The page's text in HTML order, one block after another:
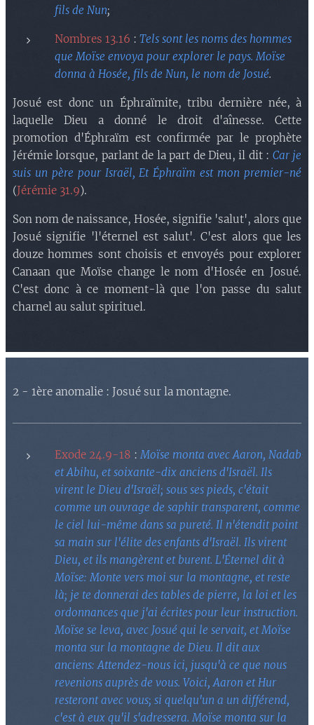
fils de Nun;
Nombres 13.16 : Tels sont les noms des hommes
que Moïse envoya pour explorer le pays. Moïse
donna à Hosée, fils de Nun, le nom de Josué.
Josué est donc un Éphraïmite, tribu dernière née, à
laquelle Dieu a donné le droit d'aînesse. Cette
promotion d'Éphraïm est confirmée par le prophète
Jérémie lorsque, parlant de la part de Dieu, il dit : Car je
suis un père pour Israël, Et Éphraïm est mon premier-né
(Jérémie 31.9).
Son nom de naissance, Hosée, signifie 'salut', alors que
Josué signifie 'l'éternel est salut'. C'est alors que les
douze hommes sont choisis et envoyés pour explorer
Canaan que Moïse change le nom d'Hosée en Josué.
C'est donc à ce moment-là que l'on passe du salut
charnel au salut spirituel.
2 - 1ère anomalie : Josué sur la montagne.
Exode 24.9-18 :Moïse monta avec Aaron, Nadab
et Abihu, et soixante-dix anciens d'Israël. Ils
virent le Dieu d'Israël; sous ses pieds, c'était
comme un ouvrage de saphir transparent, comme
le ciel lui-même dans sa pureté. Il n'étendit point
sa main sur l'élite des enfants d'Israël. Ils virent
Dieu, et ils mangèrent et burent. L'Éternel dit à
Moïse: Monte vers moi sur la montagne, et reste
là; je te donnerai des tables de pierre, la loi et les
ordonnances que j'ai écrites pour leur instruction.
Moïse se leva, avec Josué qui le servait, et Moïse
monta sur la montagne de Dieu. Il dit aux
anciens: Attendez-nous ici, jusqu'à ce que nous
revenions auprès de vous. Voici, Aaron et Hur
resteront avec vous; si quelqu'un a un différend,
c'est à eux qu'il s'adressera. Moïse monta sur la